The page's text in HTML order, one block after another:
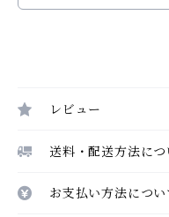
レビュー
送料・配送方法につ
お支払い方法につい